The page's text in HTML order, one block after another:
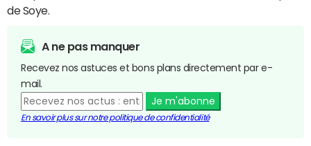
de Soye.
A ne pas manquer
Recevez nos astuces et bons plans directement par e-
mail.
Je m'abonne
En savoir plus sur notre politique de confidentialité